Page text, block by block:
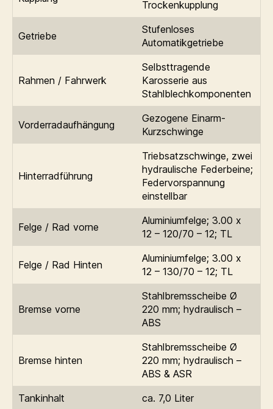
Trockenkupplung
Getriebe
Stufenloses
Automatikgetriebe
Rahmen / Fahrwerk
Selbsttragende
Karosserie aus
Stahlblechkomponenten
Vorderradaufhängung
Gezogene Einarm-
Kurzschwinge
Hinterradführung
Triebsatzschwinge, zwei
hydraulische Federbeine;
Federvorspannung
einstellbar
Felge / Rad vorne
Aluminiumfelge; 3.00 x
12 – 120/70 – 12; TL
Felge / Rad Hinten
Aluminiumfelge; 3.00 x
12 – 130/70 – 12; TL
Bremse vorne
Stahlbremsscheibe Ø
220 mm; hydraulisch –
ABS
Bremse hinten
Stahlbremsscheibe Ø
220 mm; hydraulisch –
ABS & ASR
Tankinhalt
ca. 7,0 Liter